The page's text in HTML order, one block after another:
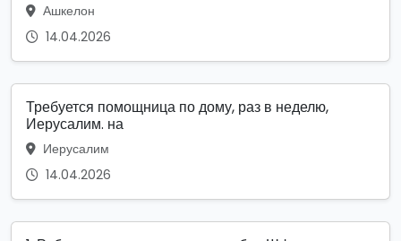
Ашкелон
14.04.2026
Требуется помощница по дому, раз в неделю,
Иерусалим. на
Иерусалим
14.04.2026